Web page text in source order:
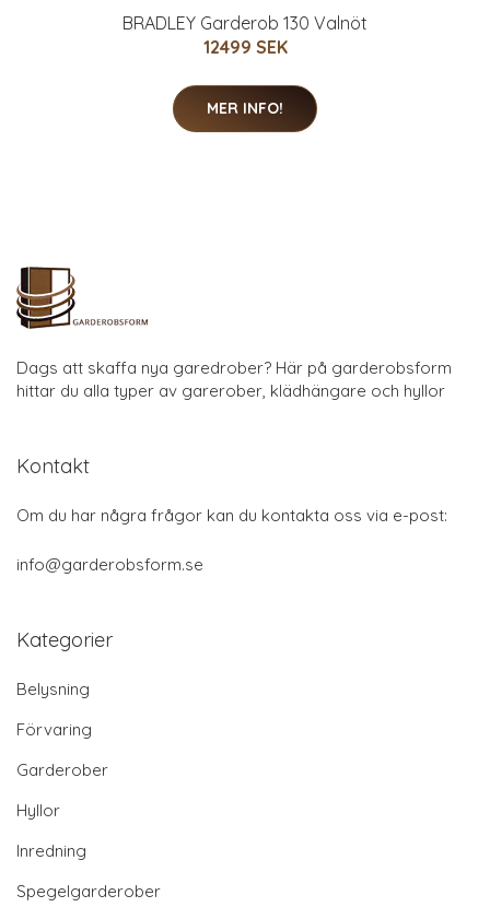
BRADLEY Garderob 130 Valnöt
12499 SEK
MER INFO!
Dags att skaffa nya garedrober? Här på garderobsform
hittar du alla typer av garerober, klädhängare och hyllor
Kontakt
Om du har några frågor kan du kontakta oss via e-post:
info@garderobsform.se
Kategorier
Belysning
Förvaring
Garderober
Hyllor
Inredning
Spegelgarderober